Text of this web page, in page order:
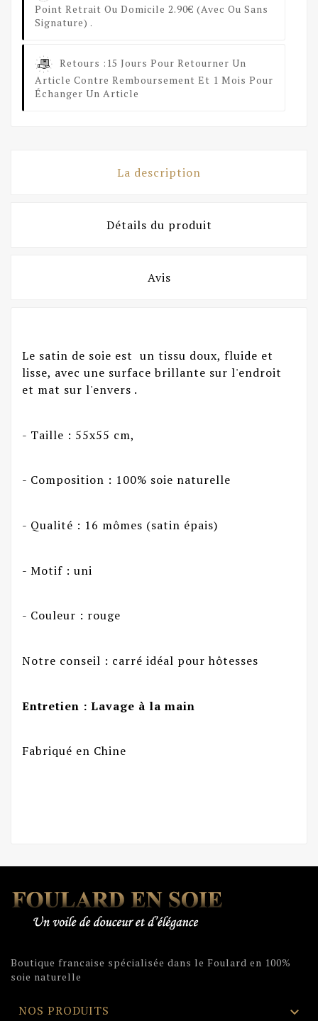
Point Retrait Ou Domicile 2.90€ (avec Ou Sans
Signature) .
Retours : 15 Jours Pour Retourner Un
Article Contre Remboursement Et 1 Mois Pour
Échanger Un Article
La description
Détails du produit
Avis
Le satin de soie est un tissu doux, fluide et
lisse, avec une surface brillante sur l'endroit
et mat sur l'envers .
- Taille : 55x55 cm,
- Composition : 100% soie naturelle
- Qualité : 16 mômes (satin épais)
- Motif : uni
- Couleur : rouge
Notre conseil : carré idéal pour hôtesses
Entretien : Lavage à la main
Fabriqué en Chine
Boutique francaise spécialisée dans le Foulard en 100%
soie naturelle
NOS PRODUITS 